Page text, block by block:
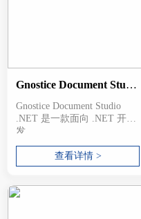
Gnostice Document Studio .NET
Gnostice Document Studio
.NET 是一款面向 .NET 开
发...
查看详情 >